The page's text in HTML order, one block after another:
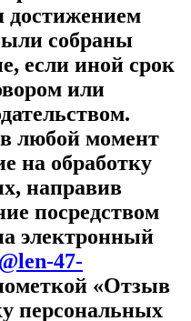
достижением
собраны
если иной срок
или
любой момент
на обработку
направив
посредством
электронный
47-
«Отзыв
персональных